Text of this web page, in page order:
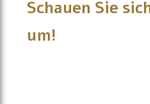
Schauen Sie
um!